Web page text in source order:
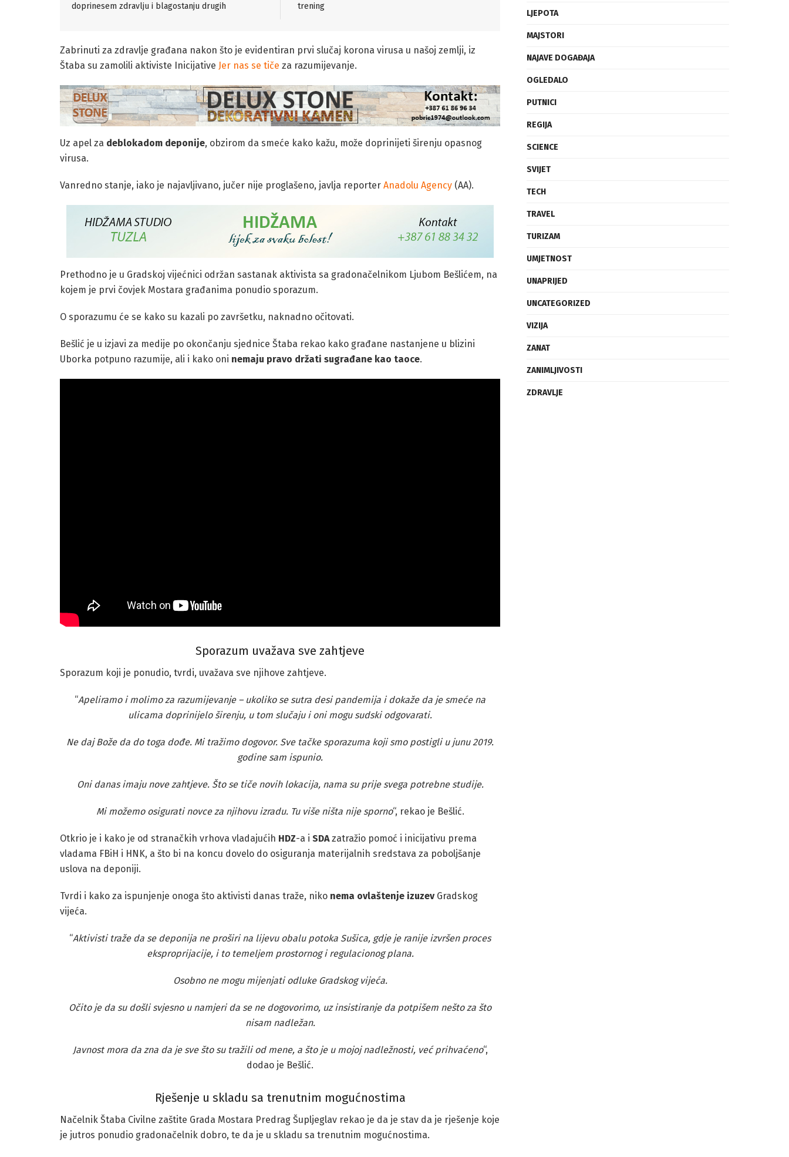
doprinesem zdravlju i blagostanju drugih
trening
Zabrinuti za zdravlje građana nakon što je evidentiran prvi slučaj korona virusa u našoj zemlji, iz
Štaba su zamolili aktiviste Inicijative Jer nas se tiče za razumijevanje.
Uz apel za deblokadom deponije, obzirom da smeće kako kažu, može doprinijeti širenju opasnog
virusa.
Vanredno stanje, iako je najavljivano, jučer nije proglašeno, javlja reporter Anadolu Agency (AA).
Prethodno je u Gradskoj vijećnici održan sastanak aktivista sa gradonačelnikom Ljubom Bešlićem, na
kojem je prvi čovjek Mostara građanima ponudio sporazum.
O sporazumu će se kako su kazali po završetku, naknadno očitovati.
Bešlić je u izjavi za medije po okončanju sjednice Štaba rekao kako građane nastanjene u blizini
Uborka potpuno razumije, ali i kako oni nemaju pravo držati sugrađane kao taoce.
Sporazum uvažava sve zahtjeve
Sporazum koji je ponudio, tvrdi, uvažava sve njihove zahtjeve.
“Apeliramo i molimo za razumijevanje – ukoliko se sutra desi pandemija i dokaže da je smeće na
ulicama doprinijelo širenju, u tom slučaju i oni mogu sudski odgovarati.
Ne daj Bože da do toga dođe. Mi tražimo dogovor. Sve tačke sporazuma koji smo postigli u junu 2019.
godine sam ispunio.
Oni danas imaju nove zahtjeve. Što se tiče novih lokacija, nama su prije svega potrebne studije.
Mi možemo osigurati novce za njihovu izradu. Tu više ništa nije sporno“, rekao je Bešlić.
Otkrio je i kako je od stranačkih vrhova vladajućih HDZ-a i SDAzatražio pomoć i inicijativu prema
vladama FBiH i HNK, a što bi na koncu dovelo do osiguranja materijalnih sredstava za poboljšanje
uslova na deponiji.
Tvrdi i kako za ispunjenje onoga što aktivisti danas traže, niko nema ovlaštenje izuzevGradskog
vijeća.
“Aktivisti traže da se deponija ne proširi na lijevu obalu potoka Sušica, gdje je ranije izvršen proces
eksproprijacije, i to temeljem prostornog i regulacionog plana.
Osobno ne mogu mijenjati odluke Gradskog vijeća.
Očito je da su došli svjesno u namjeri da se ne dogovorimo, uz insistiranje da potpišem nešto za što
nisam nadležan.
Javnost mora da zna da je sve što su tražili od mene, a što je u mojoj nadležnosti, već prihvaćeno“,
dodao je Bešlić.
Rješenje u skladu sa trenutnim mogućnostima
Načelnik Štaba Civilne zaštite Grada Mostara Predrag Šupljeglav rekao je da je stav da je rješenje koje
je jutros ponudio gradonačelnik dobro, te da je u skladu sa trenutnim mogućnostima.
LJEPOTA
MAJSTORI
NAJAVE DOGAĐAJA
OGLEDALO
PUTNICI
REGIJA
SCIENCE
SVIJET
TECH
TRAVEL
TURIZAM
UMJETNOST
UNAPRIJED
UNCATEGORIZED
VIZIJA
ZANAT
ZANIMLJIVOSTI
ZDRAVLJE